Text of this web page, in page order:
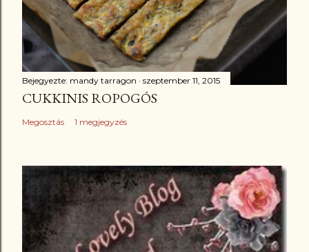
Bejegyezte: mandy tarragon szeptember 11, 2015
CUKKINIS ROPOGÓS
Megosztás 1 megjegyzés